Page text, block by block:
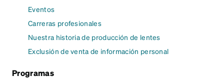
Eventos
Carreras profesionales
Nuestra historia de producción de lentes
Exclusión de venta de información personal
Programas